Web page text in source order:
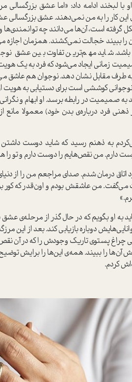
با لبخند ادامه داد: «اما عشق
کار را به من نمی‌دهند. عشق بزرگسالی
است، آن‌ها می‌دانند چه توانمندی‌ها
را ببیند خجالت نمی‌کشند. همزمان
شاید مهم‌ترین تفاوت بین عشق
زمانی ایجاد می‌شود که فرد به یک
طرف مقابل نشان دهد. نوجوان هم عاشق
کوششی است برای دستیابی به هویت
به صمیمیت در رابطه برسد. او ابهام و
ذهنی فرد درباره‌ی بدن خود) معمولا مانع
به ذهنم رسید که شاید دوست
دارم. من نقص‌هایم را دوست دارم و تو را
درمان شدم. صدای مراجعم من را از
من عاشقش بودم و اون‌قدر که کور
به او بگویم که در حال گذر از مرحله‌ی
دوباره بازیابی کند. بعد از این
چراغ پستوی تاریک وجودش را که در آن
را ببیند. همه‌ی این‌ها را برایش
کردم.